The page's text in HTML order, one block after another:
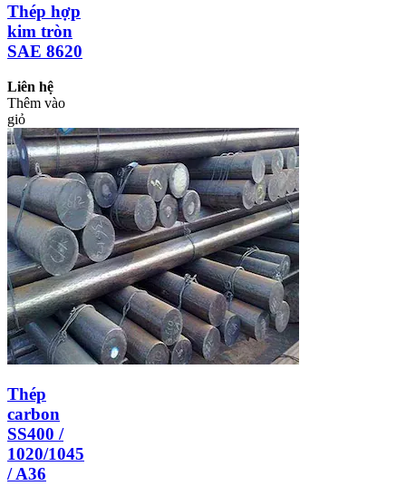
Thép hợp
kim tròn
SAE 8620
Liên hệ
Thêm vào
giỏ
Thép
carbon
SS400 /
1020/1045
/ A36